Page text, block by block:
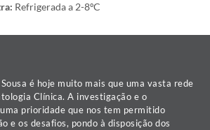
Refrigerada a 2-8ºC
é hoje muito mais que uma vasta rede
Clínica. A investigação e o
prioridade que nos tem permitido
e os desafios, pondo à disposição dos